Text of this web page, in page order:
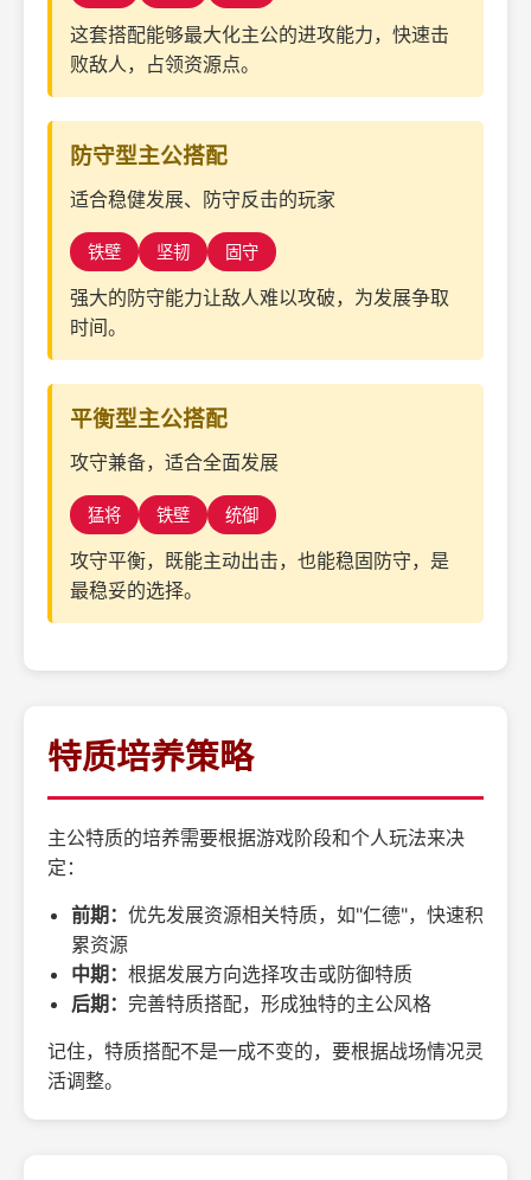
这套搭配能够最大化主公的进攻能力，快速击
败敌人，占领资源点。
防守型主公搭配
适合稳健发展、防守反击的玩家
铁壁 坚韧 固守
强大的防守能力让敌人难以攻破，为发展争取
时间。
平衡型主公搭配
攻守兼备，适合全面发展
猛将 铁壁 统御
攻守平衡，既能主动出击，也能稳固防守，是
最稳妥的选择。
特质培养策略
主公特质的培养需要根据游戏阶段和个人玩法来决
定：
前期： 优先发展资源相关特质，如"仁德"，快速积
累资源
中期： 根据发展方向选择攻击或防御特质
后期： 完善特质搭配，形成独特的主公风格
记住，特质搭配不是一成不变的，要根据战场情况灵
活调整。